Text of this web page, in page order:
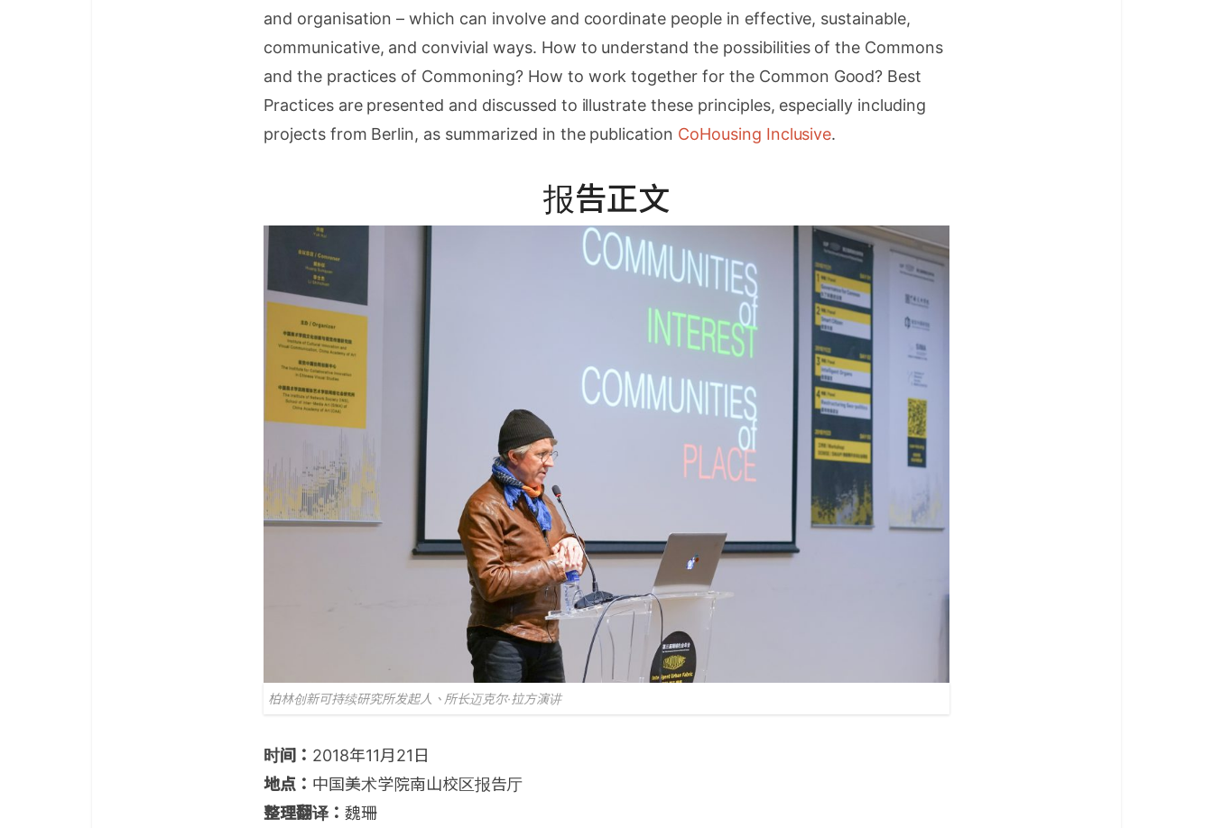
and organisation – which can involve and coordinate people in effective, sustainable,
communicative, and convivial ways. How to understand the possibilities of the Commons
and the practices of Commoning? How to work together for the Common Good? Best
Practices are presented and discussed to illustrate these principles, especially including
projects from Berlin, as summarized in the publication CoHousing Inclusive.
报告正文
柏林创新可持续研究所发起人、所长迈克尔·拉方演讲
时间： 2018年11月21日
地点： 中国美术学院南山校区报告厅
整理翻译： 魏珊